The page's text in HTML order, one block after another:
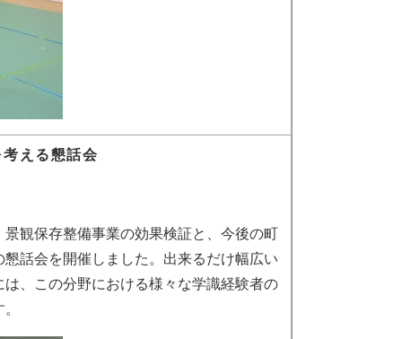
える懇話会
観保存整備事業の効果検証と、今後の町
話会を開催しました。出来るだけ幅広い
、この分野における様々な学識経験者の